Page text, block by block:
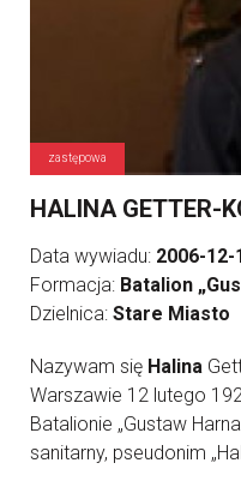
zastępowa
HALINA GETTER-
Data wywiadu: 2006-12-
Formacja: Batalion
Dzielnica: Stare Miasto
Nazywam się Halina
Warszawie 12 lutego
Batalionie „Gustaw
sanitarny, pseudonim